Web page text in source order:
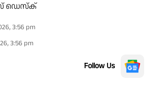
ഡെസ്ക്
3:56 pm
3:56 pm
Follow Us